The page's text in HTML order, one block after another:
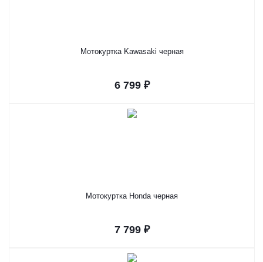
Мотокуртка Kawasaki черная
6 799 ₽
Мотокуртка Honda черная
7 799 ₽